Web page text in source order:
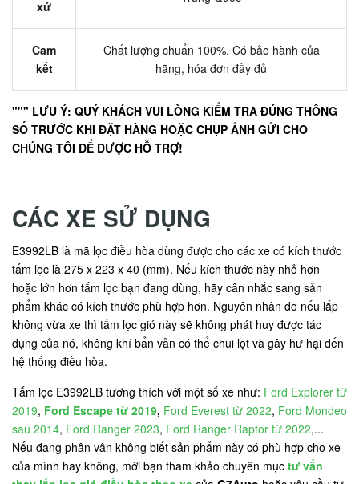
xứ
Cam
kết
Chất lượng chuẩn 100%. Có bảo hành của
hãng, hóa đơn đầy đủ
""" LƯU Ý: QUÝ KHÁCH VUI LÒNG KIỂM TRA ĐÚNG THÔNG
SỐ TRƯỚC KHI ĐẶT HÀNG HOẶC CHỤP ẢNH GỬI CHO
CHÚNG TÔI ĐỂ ĐƯỢC HỖ TRỢ!
CÁC XE SỬ DỤNG
E3992LB là mã lọc điều hòa dùng được cho các xe có kích thước
tấm lọc là 275 x 223 x 40 (mm). Nếu kích thước này nhỏ hơn
hoặc lớn hơn tấm lọc bạn đang dùng, hãy cân nhắc sang sản
phẩm khác có kích thước phù hợp hơn. Nguyên nhân do nếu lắp
không vừa xe thì tấm lọc gió này sẽ không phát huy được tác
dụng của nó, không khí bẩn vẫn có thể chui lọt và gây hư hại đến
hệ thống điều hòa.
Tấm lọc E3992LB tương thích với một số xe như: Ford Explorer từ
2019, Ford Escape từ 2019, Ford Everest từ 2022, Ford Mondeo
sau 2014, Ford Ranger 2023, Ford Ranger Raptor từ 2022,...
Nếu đang phân vân không biết sản phẩm này có phù hợp cho xe
của mình hay không, mời bạn tham khảo chuyên mục tư vấn